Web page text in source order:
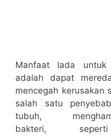
Manfaat lada untuk
adalah dapat
mencegah kerusakan
salah satu
tubuh,
bakteri,